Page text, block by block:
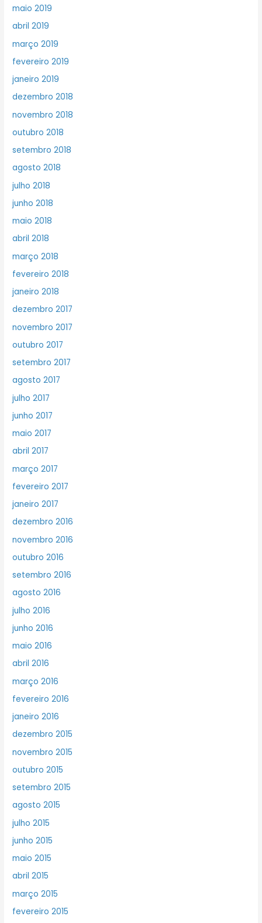
maio 2019
abril 2019
março 2019
fevereiro 2019
janeiro 2019
dezembro 2018
novembro 2018
outubro 2018
setembro 2018
agosto 2018
julho 2018
junho 2018
maio 2018
abril 2018
março 2018
fevereiro 2018
janeiro 2018
dezembro 2017
novembro 2017
outubro 2017
setembro 2017
agosto 2017
julho 2017
junho 2017
maio 2017
abril 2017
março 2017
fevereiro 2017
janeiro 2017
dezembro 2016
novembro 2016
outubro 2016
setembro 2016
agosto 2016
julho 2016
junho 2016
maio 2016
abril 2016
março 2016
fevereiro 2016
janeiro 2016
dezembro 2015
novembro 2015
outubro 2015
setembro 2015
agosto 2015
julho 2015
junho 2015
maio 2015
abril 2015
março 2015
fevereiro 2015